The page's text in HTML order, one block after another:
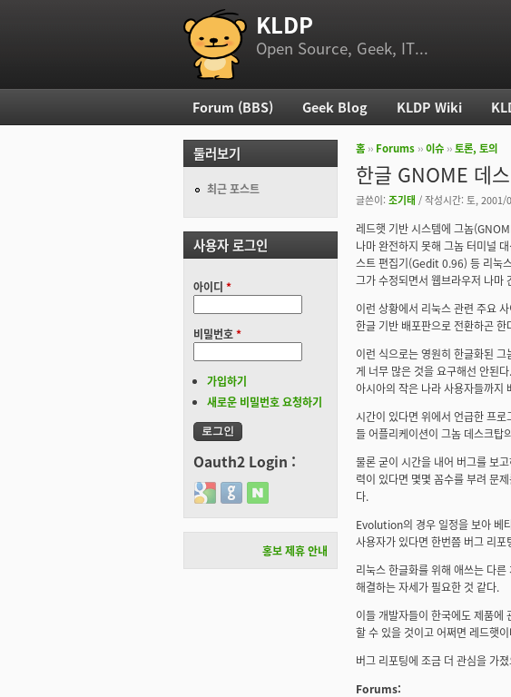
부 메뉴 KLDP
Open Source, Geek, IT...
현재 위치
홈 ›› Forums ››이슈 ››토론, 토의
한글 GNOME 데
글쓴이: 조기태 / 작성시간: 토,
레드햇 기반 시스템에 그놈
나마 완전하지 못해 그놈 터미널
스트 편집기(Gedit 0.96) 등 리눅
그가 수정되면서 웹브라우저 나마
이런 상황에서 리눅스 관련 주요
한글 기반 배포판으로 전환하곤 한
이런 식으로는 영원히 한글화된
게 너무 많은 것을 요구해선 안된
아시아의 작은 나라 사용자들까지
시간이 있다면 위에서 언급한 프
들 어플리케이션이 그놈 데스크탑
물론 굳이 시간을 내어 버그를 보
력이 있다면 몇몇 꼼수를 부려 문
다.
Evolution의 경우 일정을 보아 베
사용자가 있다면 한번쯤 버그 리
리눅스 한글화를 위해 애쓰는 다
해결하는 자세가 필요한 것 같다.
이들 개발자들이 한국에도 제품에
할 수 있을 것이고 어쩌면 레드햇
버그 리포팅에 조금 더 관심을 가
Forums:
주 메뉴
Forum (BBS) Geek Blog KLDP Wiki
둘러보기
최근 포스트
사용자 로그인
아이디 *
비밀번호*
가입하기
새로운 비밀번호 요청하기
Oauth2 Login :
Login with Google
Login with GitHub
Login with Naver
홍보 제휴 안내